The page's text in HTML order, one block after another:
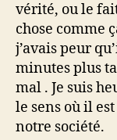
vérité, ou le
chose comme
j’avais peur
minutes plus
mal . Je suis
le sens où il
notre société.